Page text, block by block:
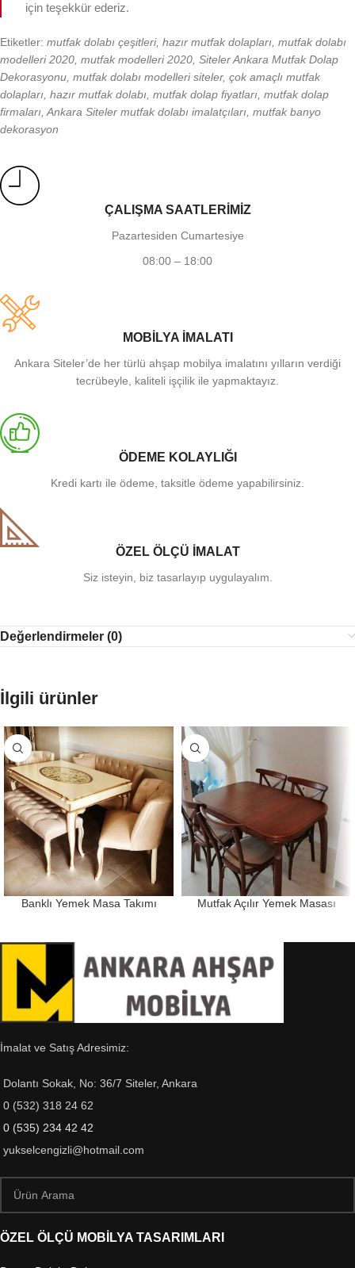
için teşekkür ederiz.
Etiketler: mutfak dolabı çeşitleri, hazır mutfak dolapları, mutfak dolabı
modelleri 2020, mutfak modelleri 2020, Siteler Ankara Mutfak Dolap
Dekorasyonu, mutfak dolabı modelleri siteler, çok amaçlı mutfak
dolapları, hazır mutfak dolabı, mutfak dolap fiyatları, mutfak dolap
firmaları, Ankara Siteler mutfak dolabı imalatçıları, mutfak banyo
dekorasyon
ÇALIŞMA SAATLERİMİZ
Pazartesiden Cumartesiye
08:00 – 18:00
MOBİLYA İMALATI
Ankara Siteler’de her türlü ahşap mobilya imalatını yılların verdiği
tecrübeyle, kaliteli işçilik ile yapmaktayız.
ÖDEME KOLAYLIĞI
Kredi kartı ile ödeme, taksitle ödeme yapabilirsiniz.
ÖZEL ÖLÇÜ İMALAT
Siz isteyin, biz tasarlayıp uygulayalım.
Değerlendirmeler (0)
İlgili ürünler
Banklı Yemek Masa Takımı Mutfak Açılır Yemek Masası
İmalat ve Satış Adresimiz:
Dolantı Sokak, No: 36/7 Siteler, Ankara
0 (532) 318 24 62
0 (535) 234 42 42
yukselcengizli@hotmail.com
ÖZEL ÖLÇÜ MOBİLYA TASARIMLARI